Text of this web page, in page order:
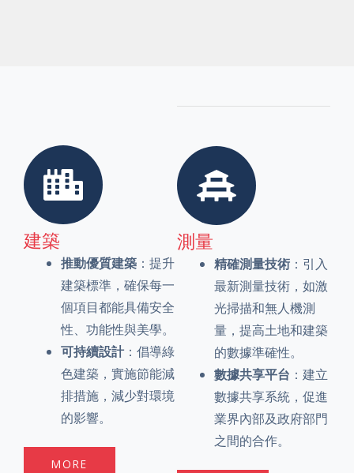
建築
推動優質建築：提升
建築標準，確保每一
個項目都能具備安全
性、功能性與美學。
可持續設計：倡導綠
色建築，實施節能減
排措施，減少對環境
的影響。
MORE
測量
精確測量技術：引入
最新測量技術，如激
光掃描和無人機測
量，提高土地和建築
的數據準確性。
數據共享平台 ：建立
數據共享系統，促進
業界內部及政府部門
之間的合作。